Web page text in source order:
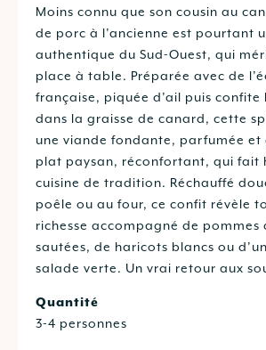
Moins connu que son cousin au
de porc à l’ancienne est pourtant
authentique du Sud-Ouest, qui
place à table. Préparée avec de
française, piquée d’ail puis confite
dans la graisse de canard, cette
une viande fondante, parfumée et
plat paysan, réconfortant, qui fait
cuisine de tradition. Réchauffé
poêle ou au four, ce confit révèle
richesse accompagné de pommes
sautées, de haricots blancs ou
salade verte. Un vrai retour aux
Quantité
3-4 personnes